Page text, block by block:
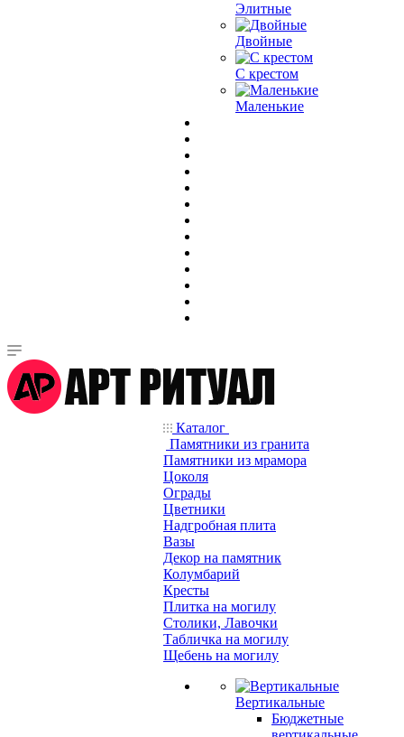
Элитные
Двойные
С крестом
Маленькие
Каталог
Памятники из гранита
Памятники из мрамора
Цоколя
Ограды
Цветники
Надгробная плита
Вазы
Декор на памятник
Колумбарий
Кресты
Плитка на могилу
Столики, Лавочки
Табличка на могилу
Щебень на могилу
Вертикальные
Бюджетные